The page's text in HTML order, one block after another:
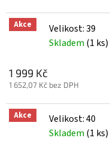
Akce
Velikost: 39
Skladem (1 ks)
1 999 Kč
1 652,07 Kč bez DPH
Akce
Velikost: 40
Skladem (1 ks)